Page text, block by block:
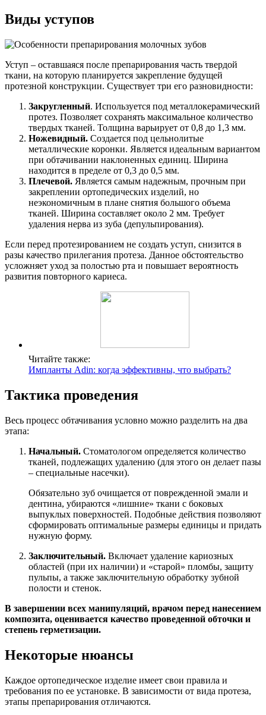
Виды уступов
Уступ – оставшаяся после препарирования часть твердой
ткани, на которую планируется закрепление будущей
протезной конструкции. Существует три его разновидности:
Закругленный. Используется под металлокерамический
протез. Позволяет сохранять максимальное количество
твердых тканей. Толщина варьирует от 0,8 до 1,3 мм.
Ножевидный. Создается под цельнолитые
металлические коронки. Является идеальным вариантом
при обтачивании наклоненных единиц. Ширина
находится в пределе от 0,3 до 0,5 мм.
Плечевой. Является самым надежным, прочным при
закреплении ортопедических изделий, но
неэкономичным в плане снятия большого объема
тканей. Ширина составляет около 2 мм. Требует
удаления нерва из зуба (депульпирования).
Если перед протезированием не создать уступ, снизится в
разы качество прилегания протеза. Данное обстоятельство
усложняет уход за полостью рта и повышает вероятность
развития повторного кариеса.
Читайте также:
Импланты Adin: когда эффективны, что выбрать?
Тактика проведения
Весь процесс обтачивания условно можно разделить на два
этапа:
Начальный. Стоматологом определяется количество
тканей, подлежащих удалению (для этого он делает пазы
– специальные насечки).
Обязательно зуб очищается от поврежденной эмали и
дентина, убираются «лишние» ткани с боковых
выпуклых поверхностей. Подобные действия позволяют
сформировать оптимальные размеры единицы и придать
нужную форму.
Заключительный. Включает удаление кариозных
областей (при их наличии) и «старой» пломбы, защиту
пульпы, а также заключительную обработку зубной
полости и стенок.
В завершении всех манипуляций, врачом перед нанесением
композита, оценивается качество проведенной обточки и
степень герметизации.
Некоторые нюансы
Каждое ортопедическое изделие имеет свои правила и
требования по ее установке. В зависимости от вида протеза,
этапы препарирования отличаются.